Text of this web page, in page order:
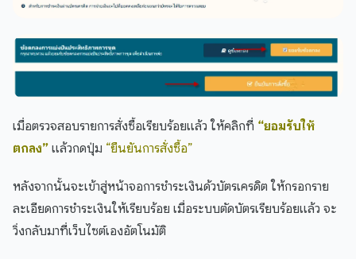
เมื่อตรวจสอบรายการสั่งซื้อเรียบร้อยแล้ว ให้คลิกที่ “ยอมรับให้
ตกลง” แล้วกดปุ่ม “ยืนยันการสั่งซื้อ”
หลังจากนั้นจะเข้าสู่หน้าจอการชำระเงินด้วบัตรเครดิต ให้กรอกราย
ละเอียดการชำระเงินให้เรียบร้อย เมื่อระบบตัดบัตรเรียบร้อยแล้ว จะ
วิ่งกลับมาที่เว็บไซต์เองอัตโนมัติ